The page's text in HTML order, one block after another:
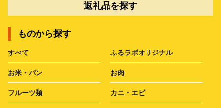
返礼品を探す
ものから探す
すべて ふるラボオリジナル
お米・パン お肉
フルーツ類 カニ・エビ